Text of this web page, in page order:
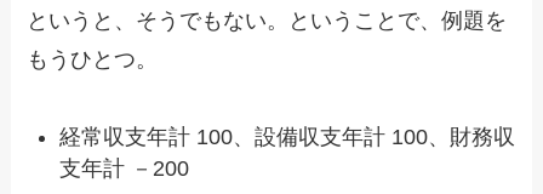
というと、そうでもない。ということで、例題を
もうひとつ。
経常収支年計 100、設備収支年計 100、財務収
支年計 －200